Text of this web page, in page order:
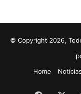
© Copyright 2026,
Home
Notícias